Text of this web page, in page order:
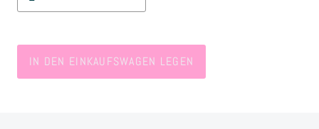
IN DEN EINKAUFSWAGEN LEGEN